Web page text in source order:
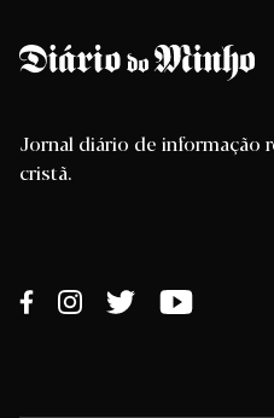
Jornal diário de informação
cristã.